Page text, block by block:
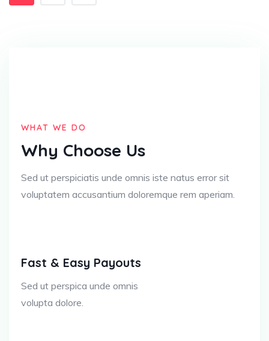
WHAT WE DO
Why Choose Us
Sed ut perspiciatis unde omnis iste natus error sit
voluptatem accusantium doloremque rem aperiam.
Fast & Easy Payouts
Sed ut perspica unde omnis
volupta dolore.